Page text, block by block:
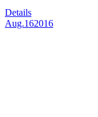
Details
Aug.162016